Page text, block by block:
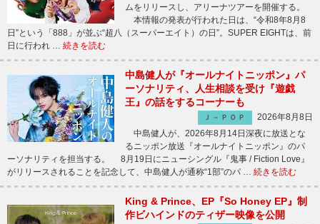
ムをリリースし、アリーナツアーを開催する。
本情報の発表が行われた日は、“令和8年8月8
日”という「888」が並ぶ“超八（スーパーエイト）の日”。SUPER EIGHTは、前
日に行われ … 続きを読む
中島健人が『オールナイトニッポン』パ
ーソナリティ、人生相談を受け『遊戯
王』の話をするコーナーも
Ｊ－ＰＯＰ
2026年8月8日
中島健人が、2026年8月14日深夜に放送とな
るニッポン放送『オールナイトニッポン』のパ
ーソナリティを担当する。 8月19日にニューシングル『鬼事 / Fiction Love』
がリリースされることを記念して、中島健人が通称“1部”のパ … 続きを読む
King & Prince、EP『So Honey EP』制
作ビハインドのティザー映像を公開